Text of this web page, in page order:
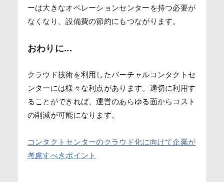
ーは大きなオペレーションセンターを持つ必要が
なくなり、設備費の節約にもつながります。
おわりに...
クラウド技術を利用したバーチャルコンタクトセ
ンターには様々な利点があります。適切に利用す
ることができれば、運営のあらゆる面からコスト
の削減が可能になります。
コンタクトセンターのクラウド化に向けて企業が
考慮すべきポイント